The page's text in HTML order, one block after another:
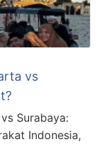
vs
Surabaya:
Indonesia,